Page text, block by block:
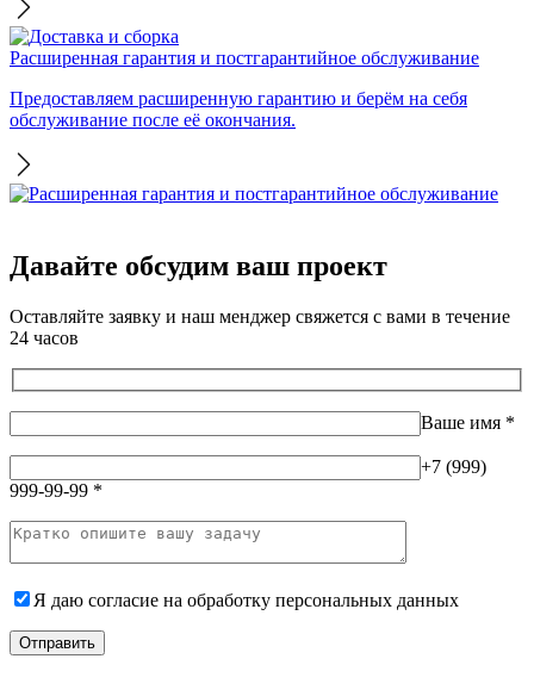
Расширенная гарантия и постгарантийное обслуживание
Предоставляем расширенную гарантию и берём на себя
обслуживание после её окончания.
Давайте обсудим ваш проект
Оставляйте заявку и наш менджер свяжется с вами в течение
24 часов
Ваше имя *
+7 (999)
999-99-99 *
Я даю согласие на обработку персональных данных